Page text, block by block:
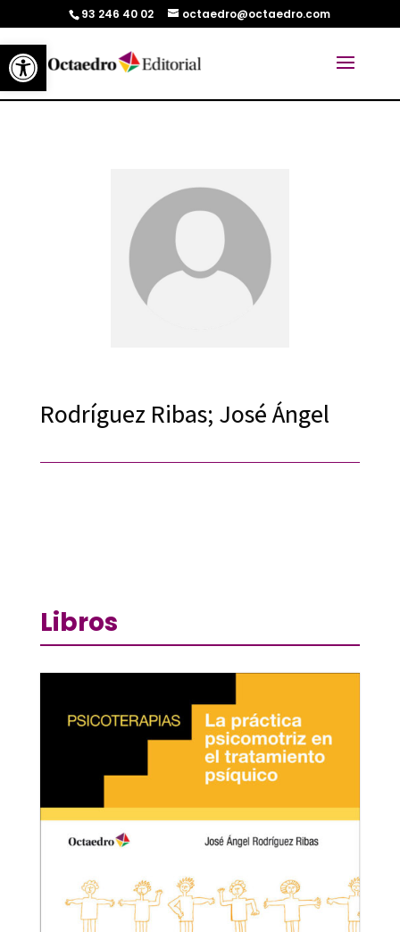
Abrir barra de herramientas
93 246 40 02 octaedro@octaedro.com
Rodríguez Ribas; José Ángel
Libros